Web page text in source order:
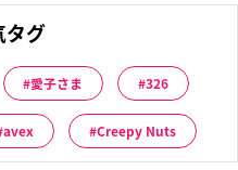
タグ
愛子さま 326
avex Creepy Nuts